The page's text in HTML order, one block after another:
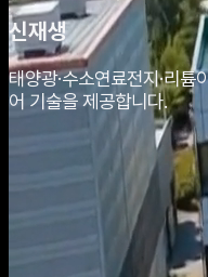
신재생
태양광·수소연료전지·리
어 기술을 제공합니다.